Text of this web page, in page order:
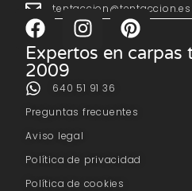
tentaccion@tentaccion.es
Expertos en carpas
2009
640 51 91 36
Preguntas frecuentes
Aviso legal
Política de privacidad
Política de cookies